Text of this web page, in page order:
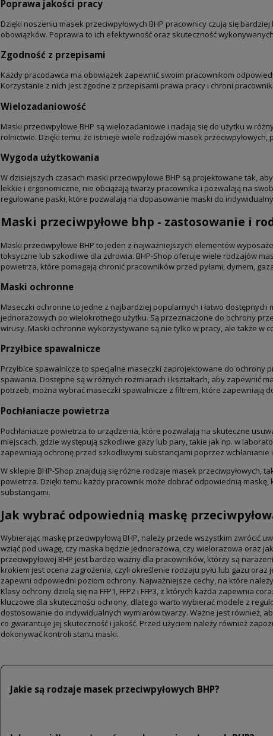
Poprawa jakości pracy
Dzięki noszeniu masek przeciwpyłowych BHP pracownicy czują się
obowiązków. Poprawia to ich efektywność oraz skuteczność
Zgodność z przepisami
Każdy pracodawca ma obowiązek zapewnić swoim pracownikom
Korzystanie z nich jest zgodne z przepisami prawa pracy i chroni
Wielozadaniowość
Maski przeciwpyłowe BHP są wielozadaniowe i nadają się do użytku w
rolnictwie. Dzięki temu, że istnieje wiele rodzajów masek
Wygoda użytkowania
W dzisiejszych czasach maski przeciwpyłowe BHP są projektowane tak,
lekkie i ergonomiczne, nie obciążają twarzy pracownika i pozwalają na
regulowane paski, które pozwalają na dopasowanie maski do
Maski przeciwpyłowe bhp - zastosowanie i
Maski przeciwpyłowe BHP to jeden z najważniejszych elementów
toksyczne lub szkodliwe dla zdrowia. BHP-Shop oferuje wiele rodzajów
powietrza, które pomagają chronić pracowników przed pyłami, dymem,
Maski ochronne
Maseczki ochronne to jedne z najbardziej popularnych i łatwo dostępnych
jednorazowych po wielokrotnego użytku. Są przeznaczone do ochrony
wirusy. Maski ochronne wykorzystywane są nie tylko w pracy, ale także w
Przyłbice spawalnicze
Przyłbice spawalnicze to specjalne maseczki zaprojektowane do ochrony
spawania. Dostępne są w różnych rozmiarach i kształtach, aby zapewnić
potrzeb, można wybrać maseczki spawalnicze z filtrem, które zapewniają
Pochłaniacze powietrza
Pochłaniacze powietrza to urządzenia, które pozwalają na skuteczne
miejscach, gdzie występują szkodliwe gazy lub pary, takie jak np. w
zapewniają ochronę przed szkodliwymi substancjami poprzez
W sklepie BHP-Shop znajdują się różne rodzaje masek przeciwpyłowych,
powietrza. Dzięki temu każdy pracownik może dobrać odpowiednią
substancjami.
Jak wybrać odpowiednią maskę
Wybierając maskę przeciwpyłową BHP, należy przede wszystkim zwrócić
wziąć pod uwagę, czy maska będzie jednorazowa, czy wielorazowa oraz
przeciwpyłowej BHP jest bardzo ważny dla pracowników, którzy są
krokiem jest ocena zagrożenia, czyli określenie rodzaju pyłu lub gazu
zapewni odpowiedni poziom ochrony. Najważniejsze cechy, na które
Klasy ochrony dzielą się na FFP1, FFP2 i FFP3, z których każda zapewnia
kluczowe dla skuteczności ochrony, dlatego warto wybierać modele z
dostosowanie do indywidualnych wymiarów twarzy. Ważne jest również,
co gwarantuje jej skuteczność i jakość. Przed użyciem należy również
dokonywać kontroli stanu maski.
Jakie są rodzaje masek przeciwpyłowych BHP?